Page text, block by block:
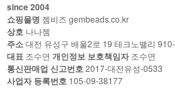
since 2004
쇼핑몰명 젬비즈 gembeads.co.kr
상호 나나젬
주소대전 유성구 배울2로 19 테크노밸리
대표 조수연 개인정보 보호책임자조수연
통신판매업 신고번호2017-대전유성-0533
사업자 등록번호 105-09-38177